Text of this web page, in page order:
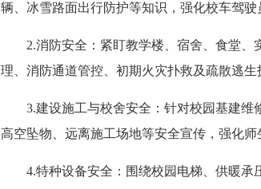
辆、冰雪路面出行防护等知识，强化校车驾
2.消防安全 ： 紧盯教学楼、宿舍、食堂、
理、消防通道管控、初期火灾扑救及疏散逃
3.建设施工与校舍安全 ： 针对校园基建维
高空坠物、远离施工场地等安全宣传，强化师
4.特种设备安全 ： 围绕校园电梯、供暖承